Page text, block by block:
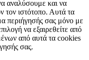
αναλύσουμε και να
τον ιστότοπο. Αυτά τα
περιήγησής σας μόνο με
να εξαιρεθείτε από
από αυτά τα cookies
σας.